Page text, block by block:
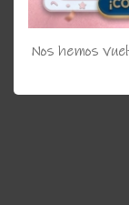
Nos hemos